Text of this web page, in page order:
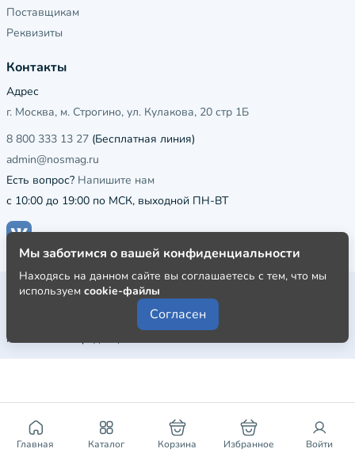
Главная Каталог Корзина Избранное Войти
Поставщикам
Реквизиты
Контакты
Адрес
г. Москва, м. Строгино, ул. Кулакова, 20 стр 1Б
8 800 333 13 27 (Бесплатная линия)
admin@nosmag.ru
Есть вопрос? Напишите нам
с 10:00 до 19:00 по МСК, выходной ПН-ВТ
Публичная оферта
Пользовательское соглашение
Политика конфиденциальности
Мы заботимся о вашей конфиденциальности
Находясь на данном сайте вы соглашаетесь с тем, что мы
используем cookie-файлы
Согласен